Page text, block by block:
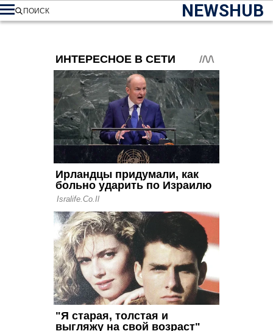
NEWSHUB
ПОИСК